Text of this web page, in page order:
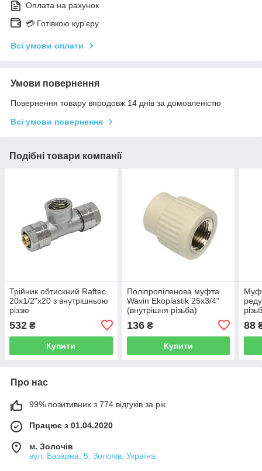
Оплата на рахунок
💳 Готівкою кур'єру
Всі умови оплати
Умови повернення
Повернення товару впродовж 14 днів за домовленістю
Всі умови повернення
Подібні товари компанії
Трійник обтискний Raftec
20x1/2"x20 з внутрішньою
різзю
532 ₴
Купити
Поліпропіленова муфта
Wavin Ekoplastik 25х3/4"
(внутрішня різьба)
136₴
Купити
88
Про нас
99% позитивних з 774 відгуків за рік
Працює з 01.04.2020
м. Золочів
вул. Базарна, 5, Золочів, Україна